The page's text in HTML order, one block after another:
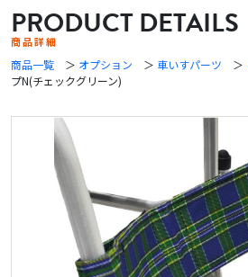
PRODUCT DETAILS
商品詳細
商品一覧 ＞ オプション ＞ 車いすパーツ ＞
プN(チェックグリーン)